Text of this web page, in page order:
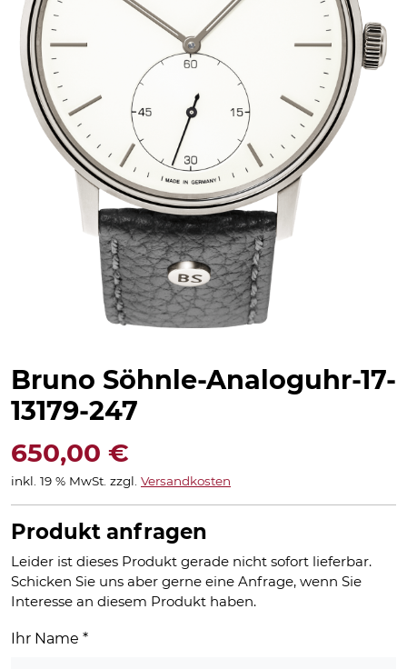
Bruno Söhnle-Analoguhr-17-
13179-247
650,00 €
inkl. 19 % MwSt. zzgl. Versandkosten
Produkt anfragen
Leider ist dieses Produkt gerade nicht sofort lieferbar.
Schicken Sie uns aber gerne eine Anfrage, wenn Sie
Interesse an diesem Produkt haben.
Ihr Name *